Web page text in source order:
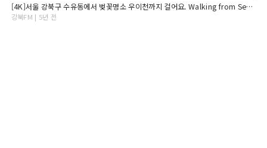
[4K]서울 강북구 수유동에서 벚꽃명소 우이천까지 걸어요. Walking from Seoul Gangbukgu Suyu-dong to Uicheon
강북FM | 5년 전